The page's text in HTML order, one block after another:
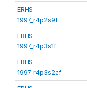
ERHS
1997_r4p2s9f
ERHS
1997_r4p3s1f
ERHS
1997_r4p3s2af